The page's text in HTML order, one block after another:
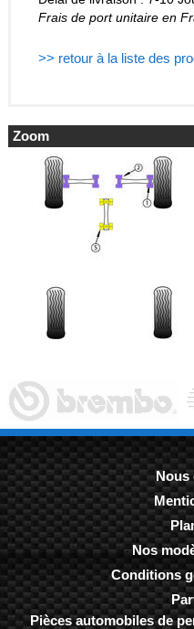
Frais de port unitaire en
>> retour à la liste des
Zoom
Nous
-
-
-Nos
-Conditions
-
Pièces automobiles de